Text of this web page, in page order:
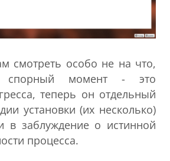
смотреть особо не на что,
спорный момент - это
теперь он отдельный
установки (их несколько)
в заблуждение о истинной
процесса.